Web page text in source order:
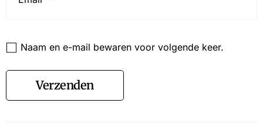
Naam en e-mail bewaren voor volgende keer.
Verzenden